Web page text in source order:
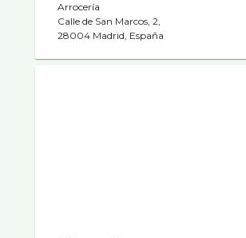
Arrocerí­a
Calle de San Marcos, 2,
28004 Madrid, España